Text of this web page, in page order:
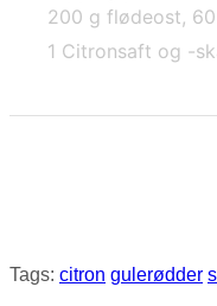
200 g flødeost,
1 Citronsaft og -
Tags: citron gulerødder